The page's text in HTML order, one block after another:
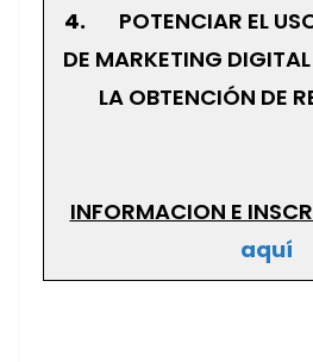
4. POTENCIAR EL
DE MARKETING
LA OBTENCIÓN DE
INFORMACION E
aquí